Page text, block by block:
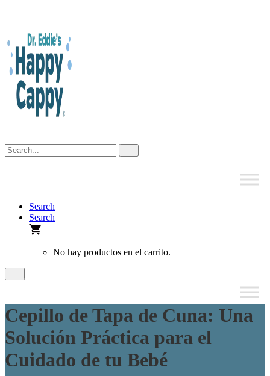
content
Search
Search
No hay productos en el carrito.
Cepillo de Tapa de Cuna: Una
Solución Práctica para el
Cuidado de tu Bebé